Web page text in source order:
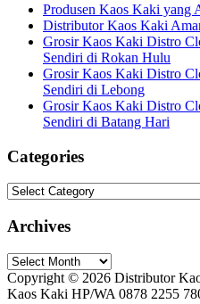
Produsen Kaos Kaki yang
Distributor Kaos Kaki
Grosir Kaos Kaki Distro
Sendiri di Rokan Hulu
Grosir Kaos Kaki Distro
Sendiri di Lebong
Grosir Kaos Kaki Distro
Sendiri di Batang Hari
Categories
Categories
Archives
Archives
Copyright © 2026 Distributor
Kaos Kaki HP/WA 0878 2255